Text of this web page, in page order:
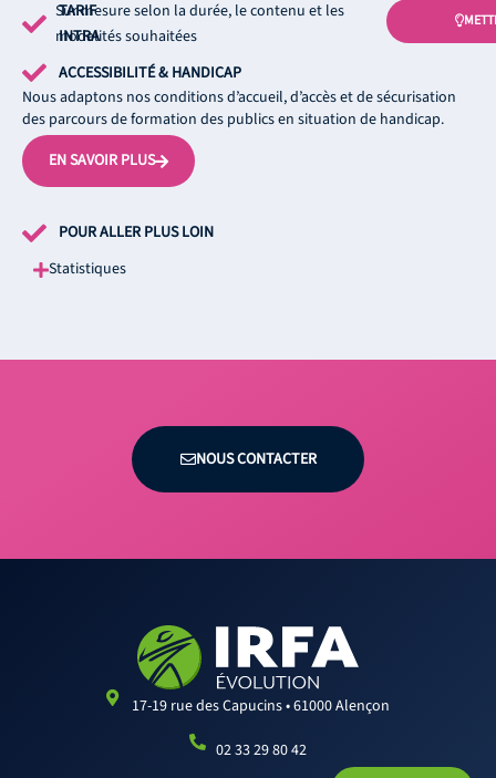
TARIF
INTRA
Sur mesure selon la durée, le contenu et les
modalités souhaitées
ACCESSIBILITÉ & HANDICAP
Nous adaptons nos conditions d’accueil, d’accès et de sécurisation
des parcours de formation des publics en situation de handicap.
EN SAVOIR PLUS
POUR ALLER PLUS LOIN
Statistiques
NOUS CONTACTER
17-19 rue des Capucins • 61000 Alençon
02 33 29 80 42